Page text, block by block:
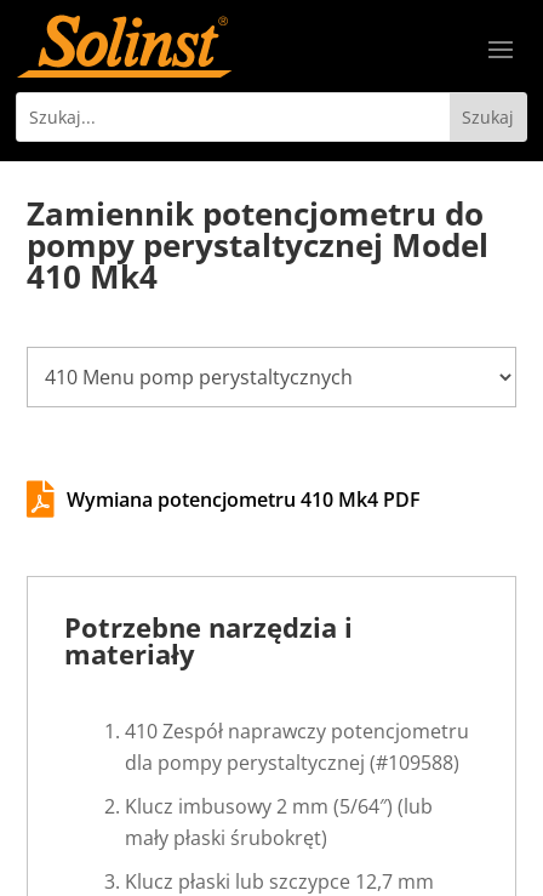
Zamiennik potencjometru do
pompy perystaltycznej Model
410 Mk4
 Wymiana potencjometru 410 Mk4 PDF
Potrzebne narzędzia i
materiały
410 Zespół naprawczy potencjometru
dla pompy perystaltycznej (#109588)
Klucz imbusowy 2 mm (5/64″) (lub
mały płaski śrubokręt)
Klucz płaski lub szczypce 12,7 mm